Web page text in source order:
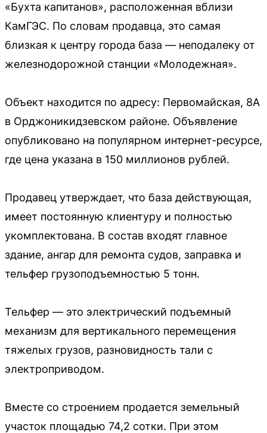
«Бухта капитанов», расположенная вблизи
КамГЭС. По словам продавца, это самая
близкая к центру города база — неподалеку от
железнодорожной станции «Молодежная».
Объект находится по адресу: Первомайская, 8А
в Орджоникидзевском районе. Объявление
опубликовано на популярном интернет-ресурсе,
где цена указана в 150 миллионов рублей.
Продавец утверждает, что база действующая,
имеет постоянную клиентуру и полностью
укомплектована. В состав входят главное
здание, ангар для ремонта судов, заправка и
тельфер грузоподъемностью 5 тонн.
Тельфер — это электрический подъемный
механизм для вертикального перемещения
тяжелых грузов, разновидность тали с
электроприводом.
Вместе со строением продается земельный
участок площадью 74,2 сотки. При этом